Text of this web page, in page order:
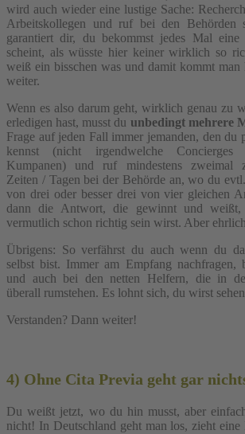
wird auch wieder eine lustige Sache:
Arbeitskollegen und ruf bei den Behörden
garantiert dir, du bekommst jedes Mal
scheint, als wüsste hier keiner wirklich so
weiß ein bisschen was und damit kommt
weiter.
Wenn es also darum geht, wirklich genau zu
erledigen hast, musst du unbedingt mehrere
Frage auf jeden Fall immer jemanden, den du
kennst (nicht irgendwelche Concierges
Kumpanen) und ruf mindestens zweimal
Zeiten / Tagen bei der Behörde an, wo du
von drei oder besser drei von vier gleichen
dann die Antwort, die gewinnt und
vermutlich schon richtig sein wirst. Aber
Übrigens: So verfährst du auch wenn du
selbst bist. Immer am Empfang nachfragen,
und auch bei den netten Helfern, die in
überall rumstehen. Es lohnt sich, du wirst
Verstanden? Dann weiter!
4) Ohne Cita Previa geht gar
Du weißt jetzt, wo du hin musst, aber
nicht! In Deutschland geht man los, zieht